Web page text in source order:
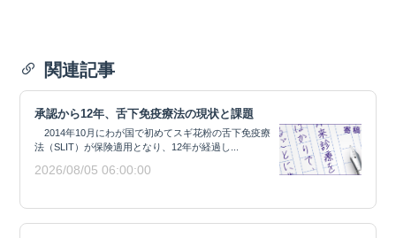
関連記事
承認から12年、舌下免疫療法の現状と課題
2014年10月にわが国で初めてスギ花粉の舌下免疫療
法（SLIT）が保険適用となり、12年が経過し...
2026/08/05 06:00:00